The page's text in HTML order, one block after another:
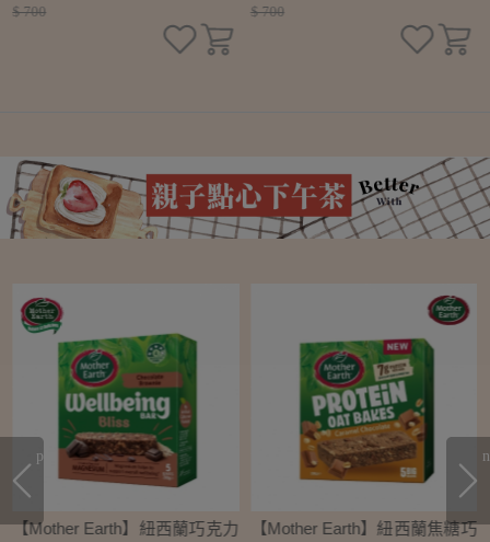
$ 700 $ 700
【Mother Earth】紐西蘭巧克力
【Mother Earth】紐西蘭焦糖巧
prev